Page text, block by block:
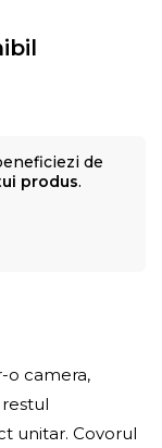
de
produs.
o camera,
unitar. Covorul